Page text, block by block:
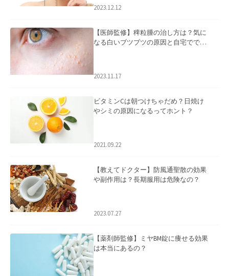
2023.12.12
【医師監修】稗粒腫の治し方は？気に
なる白いブツブツの原因と自宅ででき
2023.11.17
ビタミンCは朝つけちゃだめ？日焼け
やシミの原因になるってホント？
2021.09.22
【教えてドクター】防風通聖散の効果
や副作用は？長期服用は危険なの？
2023.07.27
【薬剤師監修】ミヤBM錠に痩せる効果
は本当にあるの？